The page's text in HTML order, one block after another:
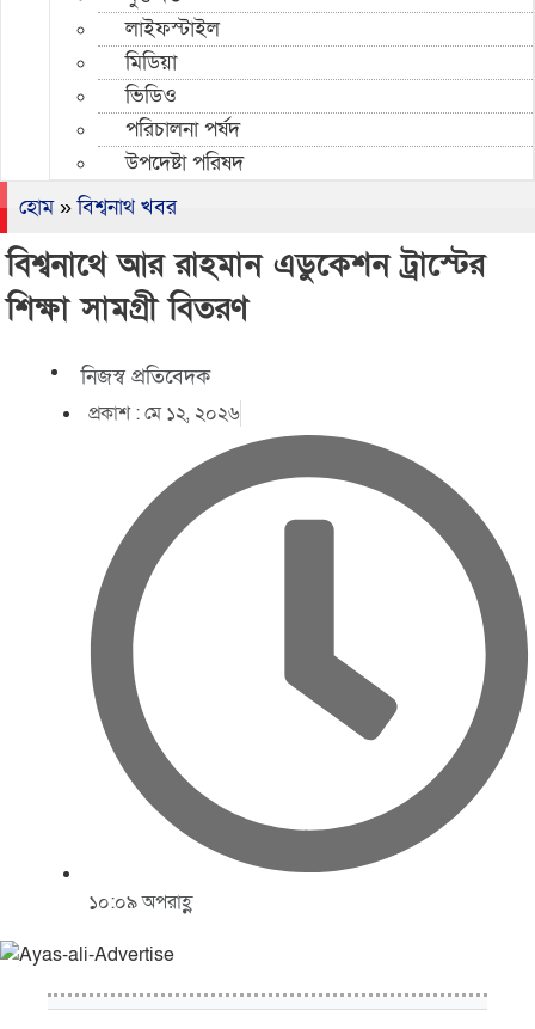
লাইফস্টাইল
মিডিয়া
ভিডিও
পরিচালনা পর্ষদ
উপদেষ্টা পরিষদ
হোম»বিশ্বনাথ খবর
বিশ্বনাথে আর রাহমান এডুকেশন ট্রাস্টের
শিক্ষা সামগ্রী বিতরণ
নিজস্ব প্রতিবেদক
প্রকাশ :মে ১২, ২০২৬
১০:০৯ অপরাহ্ণ